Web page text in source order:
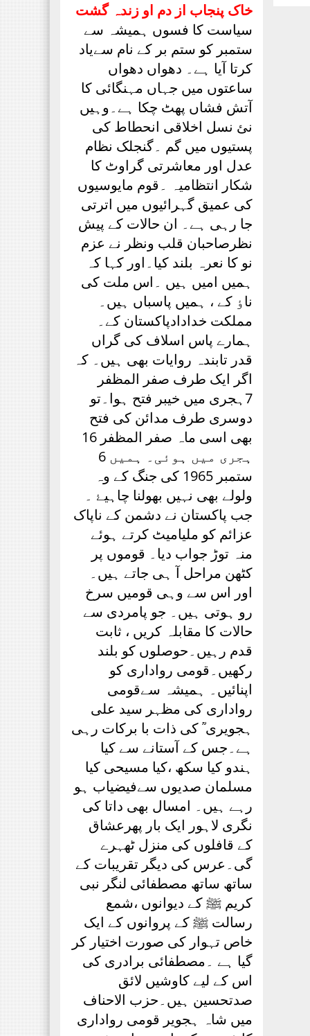
خاک پنجاب از دم او زندہ گشت
سیاست کا فسوں ہمیشہ سے
ستمبر کو ستم بر کے نام سےیاد
کرتا آیا ہے۔ دھواں دھواں
ساعتوں میں جہاں مہنگائی کا
آتش فشاں پھٹ چکا ہے۔وہیں
نئ نسل اخلاقی انحطاط کی
پستیوں میں گم ۔گنجلک نظام
عدل اور معاشرتی گراوٹ کا
شکار انتظامیہ ۔قوم مایوسیوں
کی عمیق گہرائیوں میں اترتی
جا رہی ہے۔ ان حالات کے پیش
نظرصاحبان قلب ونظر نے عزم
نو کا نعرہ بلند کیا۔اور کہا کہ
ہمیں امیں ہیں ۔اس ملت کی
ناٶ کے ، ہمیں پاسباں ہیں۔
مملکت خدادادپاکستان کے۔
ہمارے پاس اسلاف کی گراں
قدر تابندہ روایات بھی ہیں۔ کہ
اگر ایک طرف صفر المظفر
7ہجری میں خیبر فتح ہوا۔تو
دوسری طرف مدائن کی فتح
بھی اسی ماہ صفر المظفر 16
ہجری میں ہوئی۔ ہمیں 6
ستمبر 1965 کی جنگ کے وہ
ولولے بھی نہیں بھولنا چاہیۓ ۔
جب پاکستان نے دشمن کے ناپاک
عزائم کو ملیامیٹ کرتے ہوئے
منہ توڑ جواب دیا۔ قوموں پر
کٹھن مراحل آ ہی جاتے ہیں۔
اور اس سے وہی قومیں سرخ
رو ہوتی ہیں۔ جو پامردی سے
حالات کا مقابلہ کریں ، ثابت
قدم رہیں۔حوصلوں کو بلند
رکھیں۔قومی رواداری کو
اپنائیں۔ ہمیشہ سےقومی
رواداری کی مظہر سید علی
ہجویری ؒ کی ذات با برکات رہی
ہے۔جس کے آستانے سے کیا
ہندو کیا سکھ ،کیا مسیحی کیا
مسلمان صدیوں سےفیضیاب ہو
رہے ہیں۔ امسال بھی داتا کی
نگری لاہور ایک بار پھرعشاق
کے قافلوں کی منزل ٹھہرے
گی۔عرس کی دیگر تقریبات کے
ساتھ ساتھ مصطفائی لنگر نبی
کریم ﷺ کے دیوانوں ،شمع
رسالت ﷺ کے پروانوں کے ایک
خاص تہوار کی صورت اختیار کر
گیا ہے ۔مصطفائی برادری کی
اس کے لیے کاوشیں لائق
صدتحسین ہیں۔حزب الاحناف
میں شاہ ہجویر قومی رواداری